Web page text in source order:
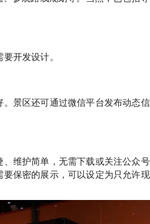
开发设计。
景区还可通过微信平台发布动态
维护简单，无需下载或关注公众
保密的展示，可以设定为只允许